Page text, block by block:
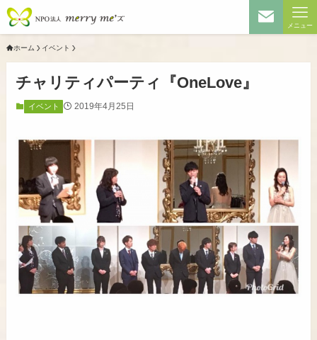
メニュー
ホーム イベント
チャリティパーティ『OneLove』
イベント 2019年4月25日